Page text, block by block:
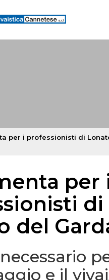
per i professionisti di
per
di
del
e il